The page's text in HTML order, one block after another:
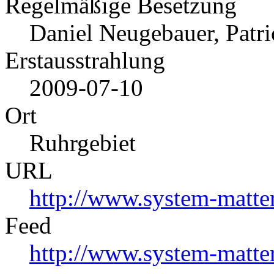
Regelmäßige Besetzung
Daniel Neugebauer,
Erstausstrahlung
2009-07-10
Ort
Ruhrgebiet
URL
http://www.system-
Feed
http://www.system-